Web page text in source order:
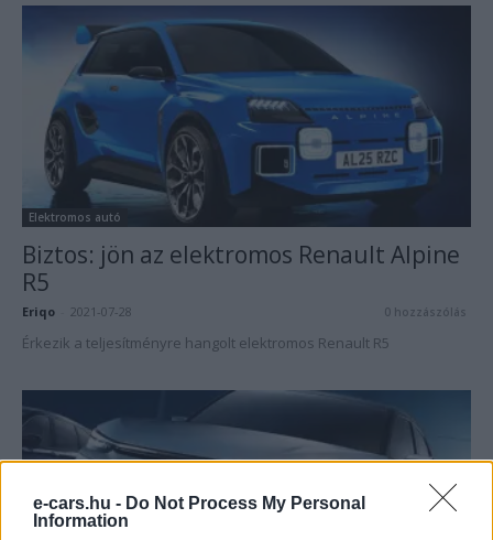
e-cars.hu - Do Not Process My Personal
Information
Elektromos autó
Biztos: jön az elektromos Renault Alpine
R5
Eriqo 2021-07-28 0 hozzászólás
Érkezik a teljesítményre hangolt elektromos Renault R5